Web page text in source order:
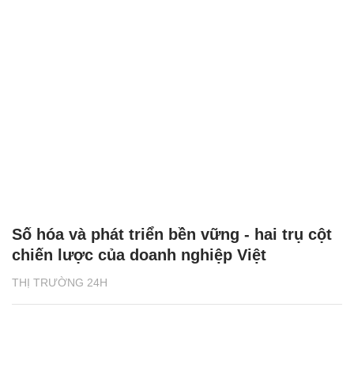
THỊ TRƯỜNG 24H
Số hóa và phát triển bền vững - hai trụ cột
chiến lược của doanh nghiệp Việt